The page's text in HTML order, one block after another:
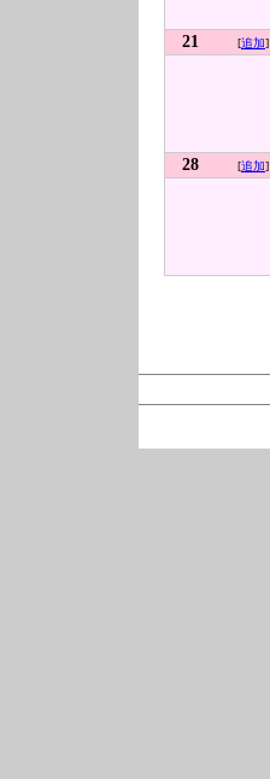
21 [追加]
28 [追加]